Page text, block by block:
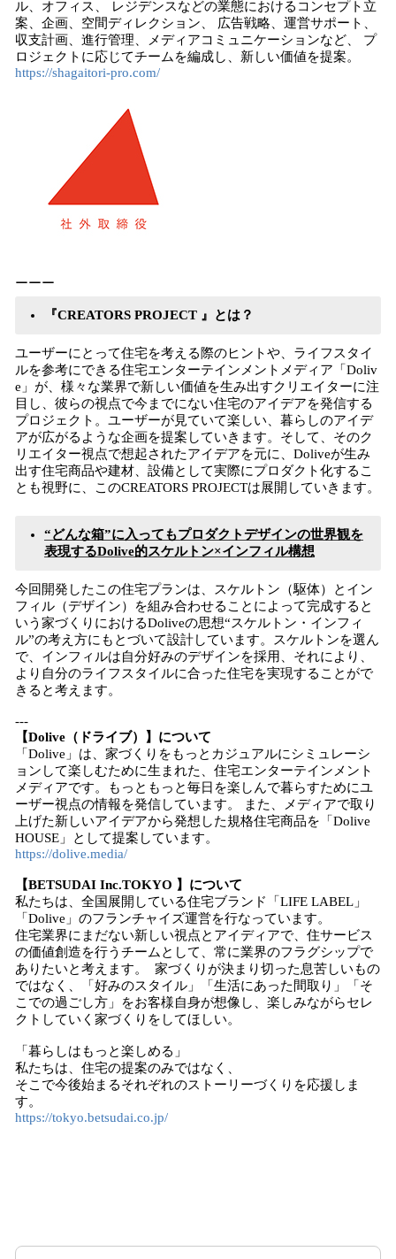
ル、オフィス、 レジデンスなどの業態におけるコンセプト立
案、企画、空間ディレクション、 広告戦略、運営サポート、
収支計画、進行管理、メディアコミュニケーションなど、 プ
ロジェクトに応じてチームを編成し、新しい価値を提案。
https://shagaitori-pro.com/
ーーー
『CREATORS PROJECT 』とは？
ユーザーにとって住宅を考える際のヒントや、ライフスタイ
ルを参考にできる住宅エンターテインメントメディア「Doliv
e」が、様々な業界で新しい価値を生み出すクリエイターに注
目し、彼らの視点で今までにない住宅のアイデアを発信する
プロジェクト。ユーザーが見ていて楽しい、暮らしのアイデ
アが広がるような企画を提案していきます。そして、そのク
リエイター視点で想起されたアイデアを元に、Doliveが生み
出す住宅商品や建材、設備として実際にプロダクト化するこ
とも視野に、このCREATORS PROJECTは展開していきます。
“どんな箱”に入ってもプロダクトデザインの世界観を
表現するDolive的スケルトン×インフィル構想
今回開発したこの住宅プランは、スケルトン（駆体）とイン
フィル（デザイン）を組み合わせることによって完成すると
いう家づくりにおけるDoliveの思想“スケルトン・インフィ
ル”の考え方にもとづいて設計しています。スケルトンを選ん
で、インフィルは自分好みのデザインを採用、それにより、
より自分のライフスタイルに合った住宅を実現することがで
きると考えます。
---
【Dolive（ドライブ）】について
「Dolive」は、家づくりをもっとカジュアルにシミュレーシ
ョンして楽しむために生まれた、住宅エンターテインメント
メディアです。もっともっと毎日を楽しんで暮らすためにユ
ーザー視点の情報を発信しています。 また、メディアで取り
上げた新しいアイデアから発想した規格住宅商品を「Dolive
HOUSE」として提案しています。
https://dolive.media/
【BETSUDAI Inc.TOKYO 】について
私たちは、全国展開している住宅ブランド「LIFE LABEL」
「Dolive」のフランチャイズ運営を行なっています。
住宅業界にまだない新しい視点とアイディアで、住サービス
の価値創造を行うチームとして、常に業界のフラグシップで
ありたいと考えます。 家づくりが決まり切った息苦しいもの
ではなく、「好みのスタイル」「生活にあった間取り」「そ
こでの過ごし方」をお客様自身が想像し、楽しみながらセレ
クトしていく家づくりをしてほしい。
「暮らしはもっと楽しめる」
私たちは、住宅の提案のみではなく、
そこで今後始まるそれぞれのストーリーづくりを応援しま
す。
https://tokyo.betsudai.co.jp/